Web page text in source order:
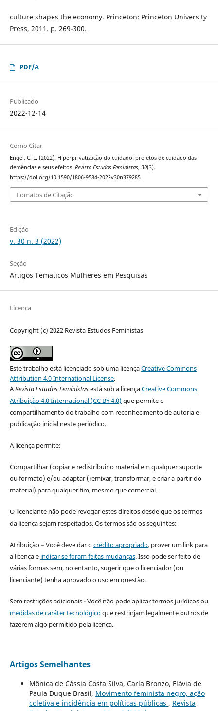
culture shapes the economy. Princeton: Princeton University
Press, 2011. p. 269-300.
PDF/A
Publicado
2022-12-14
Como Citar
Engel, C. L. (2022). Hiperprivatização do cuidado: projetos de cuidado das
demências e seus efeitos. Revista Estudos Feministas, 30(3).
https://doi.org/10.1590/1806-9584-2022v30n379285
Fomatos de Citação
Edição
v. 30 n. 3 (2022)
Seção
Artigos Temáticos Mulheres em Pesquisas
Licença
Copyright (c) 2022 Revista Estudos Feministas
Este trabalho está licenciado sob uma licençaCreative Commons
Attribution 4.0 International License.
ARevista Estudos Feministasestá sob a licençaCreative Commons
Atribuição 4.0 Internacional (CC BY 4.0) que permite o
compartilhamento do trabalho com reconhecimento de autoria e
publicação inicial neste periódico.
A licença permite:
Compartilhar (copiar e redistribuir o material em qualquer suporte
ou formato) e/ou adaptar (remixar, transformar, e criar a partir do
material) para qualquer fim, mesmo que comercial.
O licenciante não pode revogar estes direitos desde que os termos
da licença sejam respeitados. Os termos são os seguintes:
Atribuição – Você deve dar ocrédito apropriado, prover um link para
a licença e indicar se foram feitas mudanças. Isso pode ser feito de
várias formas sem, no entanto, sugerir que o licenciador (ou
licenciante) tenha aprovado o uso em questão.
Sem restrições adicionais - Você não pode aplicar termos jurídicos ou
medidas de caráter tecnológicoque restrinjam legalmente outros de
fazerem algo permitido pela licença.
Artigos Semelhantes
Mônica de Cássia Costa Silva, Carla Bronzo, Flávia de
Paula Duque Brasil, Movimento feminista negro, ação
coletiva e incidência em políticas públicas , Revista